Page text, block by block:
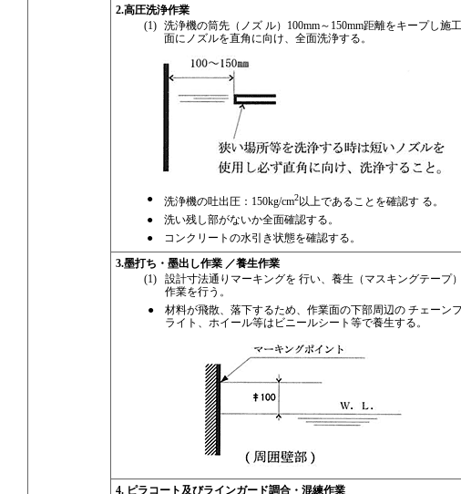
2.高圧洗浄作業
(1)
洗浄機の筒先（ノズ ル）100mm～150mm距離をキープし施工
面にノズルを直角に向け、全面洗浄する。
● 洗浄機の吐出圧：150kg/cm2以上であることを確認す る。
●
洗い残し部がないか全面確認する。
●
コンクリートの水引き状態を確認する。
3.墨打ち・墨出し作業 ／養生作業
(1)
設計寸法通りマーキングを 行い、養生（マスキングテープ）
作業を行う。
●
材料が飛散、落下するため、作業面の下部周辺の チェーンフ
ライト、ホイール等はビニールシート等で養生する。
4. ピラコート及びラインガード調合・混練作業